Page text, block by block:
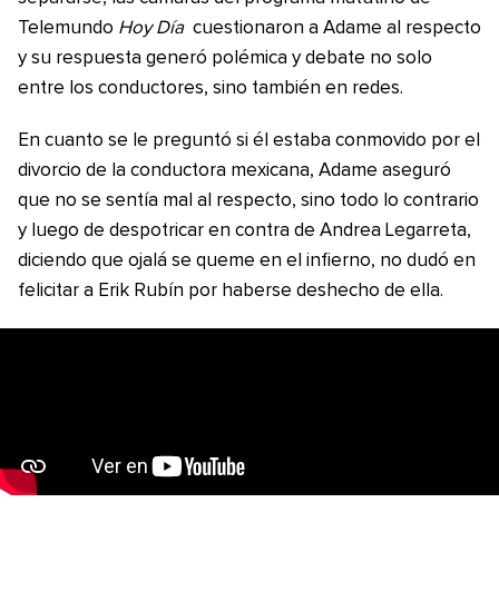
Telemundo Hoy Día cuestionaron a Adame al respecto
y su respuesta generó polémica y debate no solo
entre los conductores, sino también en redes.
En cuanto se le preguntó si él estaba conmovido por el
divorcio de la conductora mexicana, Adame aseguró
que no se sentía mal al respecto, sino todo lo contrario
y luego de despotricar en contra de Andrea Legarreta,
diciendo que ojalá se queme en el infierno, no dudó en
felicitar a Erik Rubín por haberse deshecho de ella.